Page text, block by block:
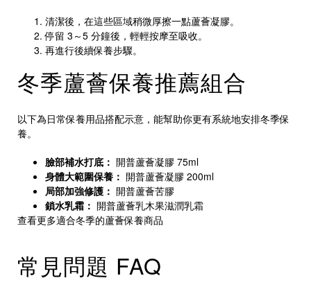
清潔後，在這些區域稍微厚擦一點蘆薈凝膠。
停留 3～5 分鐘後，輕輕按摩至吸收。
再進行後續保養步驟。
冬季蘆薈保養推薦組合
以下為日常保養用品搭配示意，能幫助你更有系統地安排冬季保
養。
臉部補水打底： 開普蘆薈凝膠 75ml
身體大範圍保養： 開普蘆薈凝膠 200ml
局部加強修護： 開普蘆薈苦膠
鎖水乳霜： 開普蘆薈乳木果滋潤乳霜
查看更多適合冬季的蘆薈保養商品
常見問題 FAQ